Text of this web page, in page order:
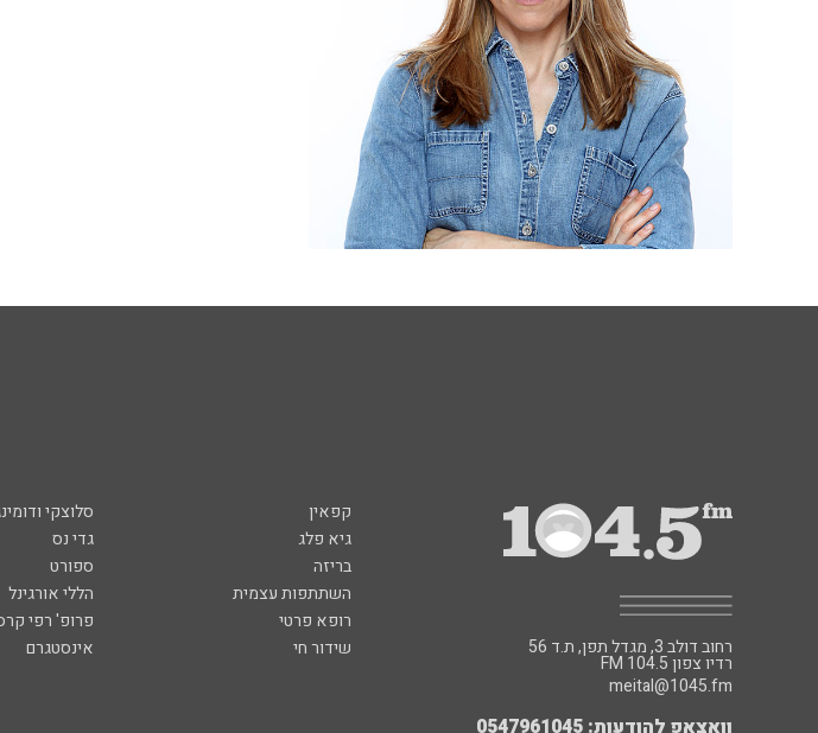
קפאין סלוצקי
גיא פלג
גדי נס
בריזה
ספורט
השתתפות עצמית
הללי אורגינל
רופא פרטי
פרופ' רפי
שידור חי
אינסטגרם רחוב דולב 3, מגדל תפן, ת.ד 56
FM רדיו צפון 104.5
meital@1045.fm
וואצאפ להודעות: 0547961045